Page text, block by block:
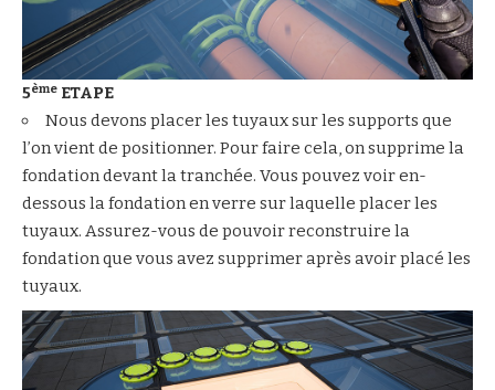
5ème ETAPE
Nous devons placer les tuyaux sur les supports que
l’on vient de positionner. Pour faire cela, on supprime la
fondation devant la tranchée. Vous pouvez voir en-
dessous la fondation en verre sur laquelle placer les
tuyaux. Assurez-vous de pouvoir reconstruire la
fondation que vous avez supprimer après avoir placé les
tuyaux.